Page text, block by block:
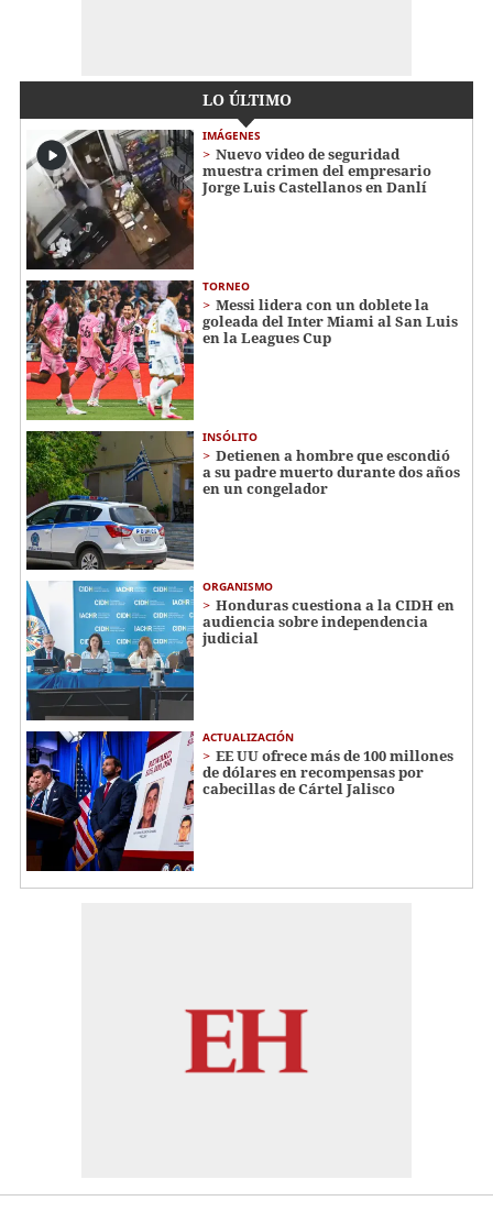
LO ÚLTIMO
IMÁGENES
Nuevo video de seguridad
muestra crimen del empresario
Jorge Luis Castellanos en Danlí
TORNEO
Messi lidera con un doblete la
goleada del Inter Miami al San Luis
en la Leagues Cup
INSÓLITO
Detienen a hombre que escondió
a su padre muerto durante dos años
en un congelador
ORGANISMO
Honduras cuestiona a la CIDH en
audiencia sobre independencia
judicial
ACTUALIZACIÓN
EE UU ofrece más de 100 millones
de dólares en recompensas por
cabecillas de Cártel Jalisco